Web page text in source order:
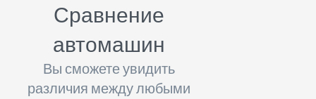
Сравнение
автомашин
Вы сможете увидить
различия между любыми